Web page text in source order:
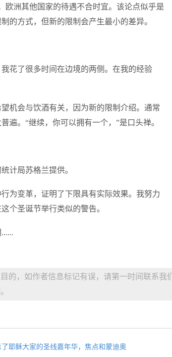
欧洲其他国家的待遇不合时宜。该论点似乎是
的方式，但新的限制会产生最小的差异。
花了很多时间在边境的两侧。在我的经验
机会与饮酒有关，因为新的限制介绍。通常
遍。“继续，你可以拥有一个，”是口头禅。
计局苏格兰提供。
为变革，证明了下限具有实际效果。我努力
个圣诞节举行类似的警告。
的，如作者信息标记有误，请第一时间联系我们
耶稣大家的圣线嘉年华，焦点和蒙迪奥